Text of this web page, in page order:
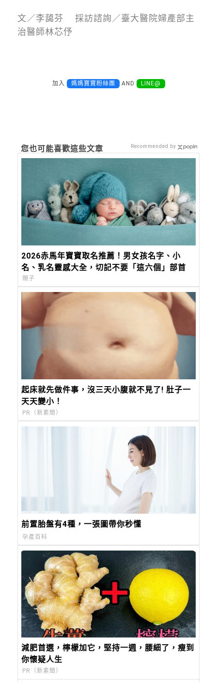
文／李藹芬 採訪諮詢／臺大醫院婦產部主
治醫師林芯伃
加入 媽媽寶寶粉絲團 AND LINE@
您也可能喜歡這些文章
2026赤馬年寶寶取名推薦！男女孩名字、小
名、乳名靈感大全，切記不要「這六個」部首
親子
起床就先做件事，沒三天小腹就不見了! 肚子一
天天變小！
PR（新素簡）
前置胎盤有4種，一張圖帶你秒懂
孕產百科
減肥首選，檸檬加它，堅持一週，腰細了，瘦到
你懷疑人生
PR（新素簡）
Recommended by